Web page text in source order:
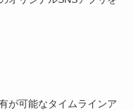
が可能なタイムラインア